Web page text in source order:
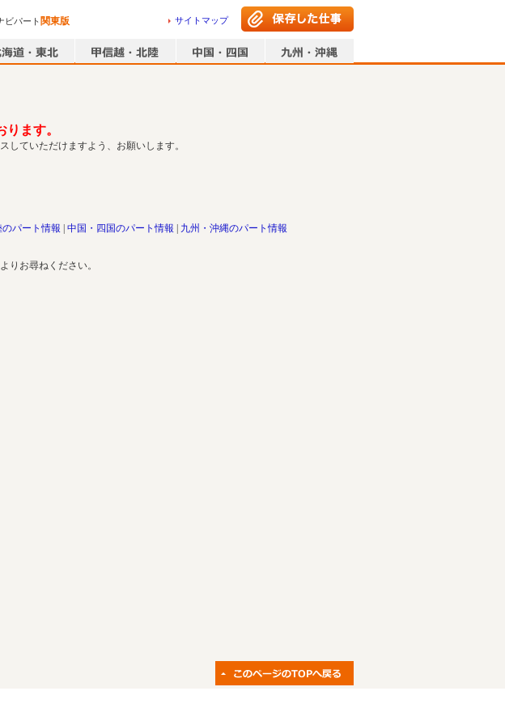
ビパート 関東版 サイトマップ
ます。
していただけますよう、お願いします。
パート情報 中国・四国のパート情報 九州・沖縄のパート情報
よりお尋ねください。